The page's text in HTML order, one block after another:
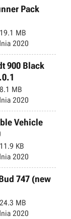
Pack
19.1 MB
2020
900 Black
8.1 MB
2020
Vehicle
11.9 KB
2020
747 (new
24.3 MB
2020